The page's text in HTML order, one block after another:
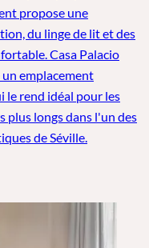
propose une
du linge de lit et des
Casa Palacio
emplacement
le rend idéal pour les
plus longs dans l'un des
de Séville.